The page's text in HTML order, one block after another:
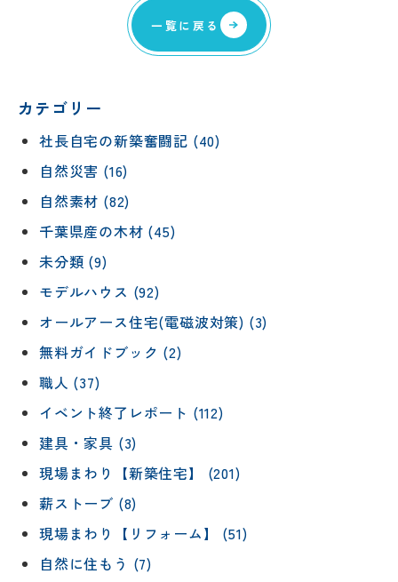
一覧に戻る
カテゴリー
社長自宅の新築奮闘記 (40)
自然災害 (16)
自然素材 (82)
千葉県産の木材 (45)
未分類 (9)
モデルハウス (92)
オールアース住宅(電磁波対策) (3)
無料ガイドブック (2)
職人 (37)
イベント終了レポート (112)
建具・家具 (3)
現場まわり【新築住宅】 (201)
薪ストーブ (8)
現場まわり【リフォーム】 (51)
自然に住もう (7)